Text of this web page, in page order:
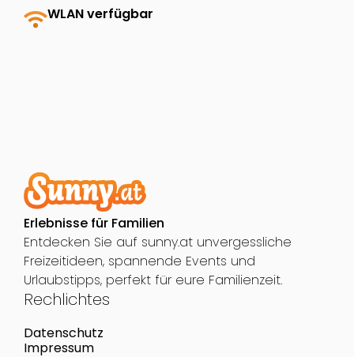
wifiWLAN verfügbar
Erlebnisse für Familien
Entdecken Sie auf sunny.at unvergessliche
Freizeitideen, spannende Events und
Urlaubstipps, perfekt für eure Familienzeit.
Rechlichtes
Datenschutz
Impressum